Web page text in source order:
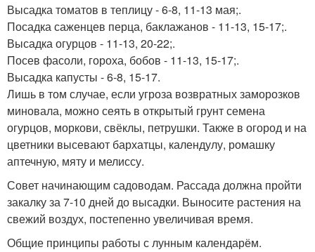
Высадка томатов в теплицу - 6-8, 11-13 мая;.
Посадка саженцев перца, баклажанов - 11-13, 15-17;.
Высадка огурцов - 11-13, 20-22;.
Посев фасоли, гороха, бобов - 11-13, 15-17;.
Высадка капусты - 6-8, 15-17.
Лишь в том случае, если угроза возвратных заморозков
миновала, можно сеять в открытый грунт семена
огурцов, моркови, свёклы, петрушки. Также в огород и на
цветники высевают бархатцы, календулу, ромашку
аптечную, мяту и мелиссу.
Совет начинающим садоводам. Рассада должна пройти
закалку за 7-10 дней до высадки. Выносите растения на
свежий воздух, постепенно увеличивая время.
Общие принципы работы с лунным календарём.